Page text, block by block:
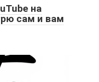
на
сам и вам